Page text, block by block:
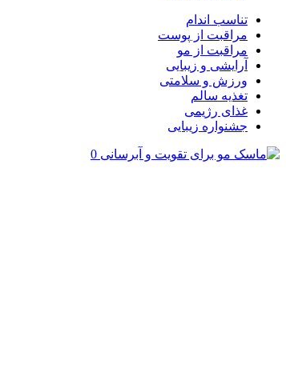
تناسب اندام
مراقبت از پوست
مراقبت از مو
آرایشی و زیبایی
ورزش و سلامتی
تغذیه سالم
غذای رژیمی
جشنواره زیبایی